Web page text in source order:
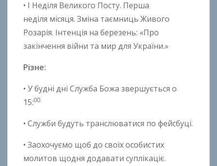
• І Неділя Великого Посту. Перша
неділя місяця. Зміна таємниць Живого
Розарія. Інтенція на березень: «Про
закінчення війни та мир для України.»
Різне:
• У будні дні Служба Божа звершується о
15:00
• Служби будуть транслюватися по фейсбуці.
• Заохочуємо щоб до своїх особистих
молитов щодня додавати суплікаціє.